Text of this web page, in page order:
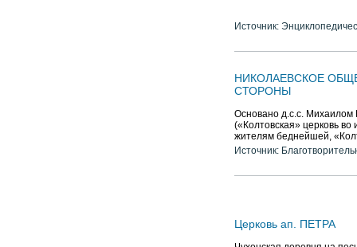
Источник:
НИКОЛАЕВСКОЕ
СТОРОНЫ
Основано д.с.с. Михаилом
(«Колтовская» церковь
жителям беднейшей,
Источник:
Церковь ап. ПЕТРА